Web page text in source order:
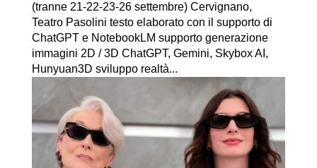
(tranne 21-22-23-26 settembre) Cervignano,
Teatro Pasolini testo elaborato con il supporto di
ChatGPT e NotebookLM supporto generazione
immagini 2D / 3D ChatGPT, Gemini, Skybox AI,
Hunyuan3D sviluppo realtà...